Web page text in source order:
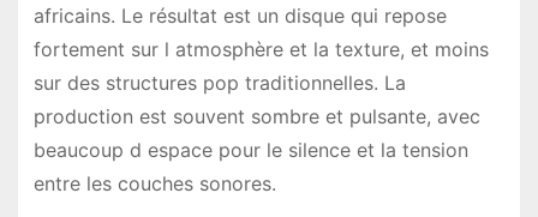
africains. Le résultat est un disque qui repose
fortement sur l atmosphère et la texture, et moins
sur des structures pop traditionnelles. La
production est souvent sombre et pulsante, avec
beaucoup d espace pour le silence et la tension
entre les couches sonores.